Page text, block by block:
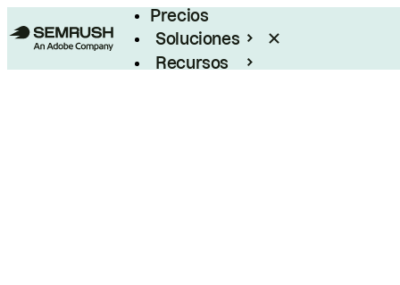
Precios
Soluciones
Recursos